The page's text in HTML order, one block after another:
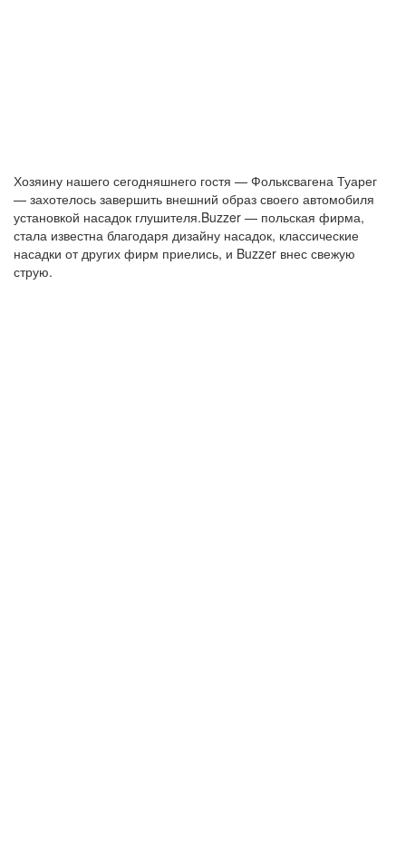
Хозяину нашего сегодняшнего гостя — Фольксвагена Туарег
— захотелось завершить внешний образ своего автомобиля
установкой насадок глушителя.Buzzer — польская фирма,
стала известна благодаря дизайну насадок, классические
насадки от других фирм приелись, и Buzzer внес свежую
струю.